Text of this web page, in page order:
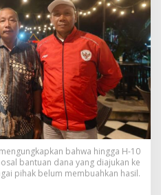
bahwa hingga H-10
bantuan dana yang diajukan ke
pihak belum membuahkan hasil.